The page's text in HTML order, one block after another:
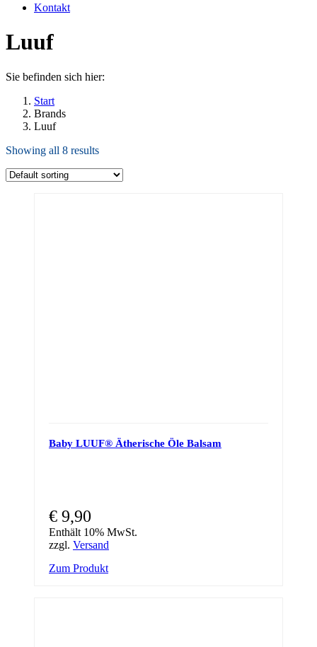
Kontakt
Luuf
Sie befinden sich hier:
Start
Brands
Luuf
Showing all 8 results
Baby LUUF® Ätherische Öle Balsam
€ 9,90
Enthält 10% MwSt.
zzgl. Versand
Zum Produkt